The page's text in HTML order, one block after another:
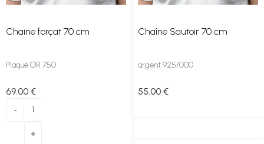
Chaine forçat 70 cm
Plaqué OR 750
69.00 €
Chaîne Sautoir 70 cm
argent 925/000
55 .00 €